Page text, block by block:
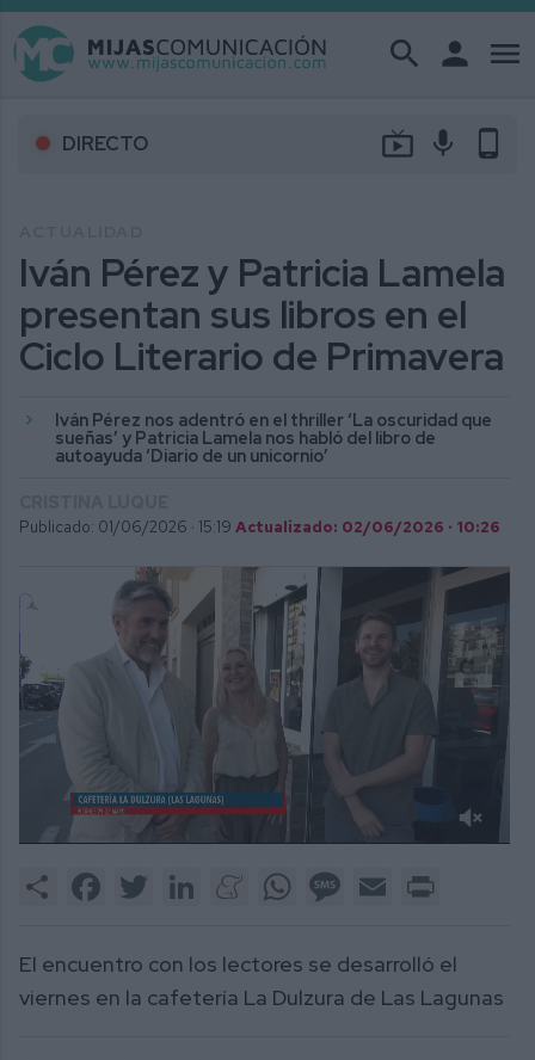
search person menu
DIRECTO live_tv mic phone_android
Iván Pérez y Patricia Lamela
presentan sus libros en el
Ciclo Literario de Primavera
Iván Pérez nos adentró en el thriller ‘La oscuridad que
sueñas’ y Patricia Lamela nos habló del libro de
autoayuda ‘Diario de un unicornio’
Publicado: 01/06/2026 · 15:19 Actualizado: 02/06/2026 · 10:26
2
Share FacebookTwitter LinkedInMeneameWhatsAppMessage
Email
El encuentro con los lectores se desarrolló el
viernes en la cafetería La Dulzura de Las Lagunas